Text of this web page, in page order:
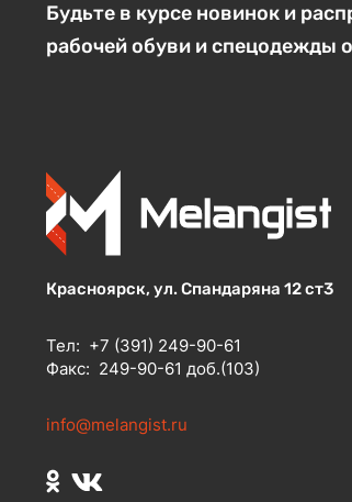
Будьте в курсе новинок и
рабочей обуви и спецодежды
Красноярск, ул. Спандаряна 12 ст3
Тел: +7 (391) 249-90-61
Факс: 249-90-61 доб.(103)
info@melangist.ru